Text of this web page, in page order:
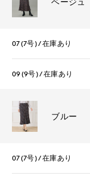
07(7号) 在庫あり
09(9号) 在庫あり
ブルー
07(7号) 在庫あり